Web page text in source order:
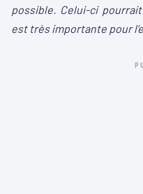
possible. Celui-ci
est très importante pour